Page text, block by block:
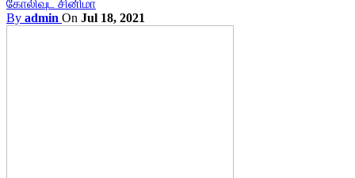
கோலிவுட் சினிமா
By admin On Jul 18, 2021